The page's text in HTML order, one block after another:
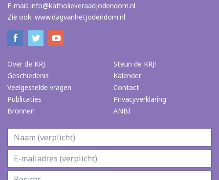
E-mail: info@katholiekeraadjodendom.nl
Zie ook: www.dagvanhetjodendom.nl
Over de KRJ
Geschiedenis
Veelgestelde vragen
Publicaties
Bronnen
Steun de KRJ!
Kalender
Contact
Privacyverklaring
ANBI